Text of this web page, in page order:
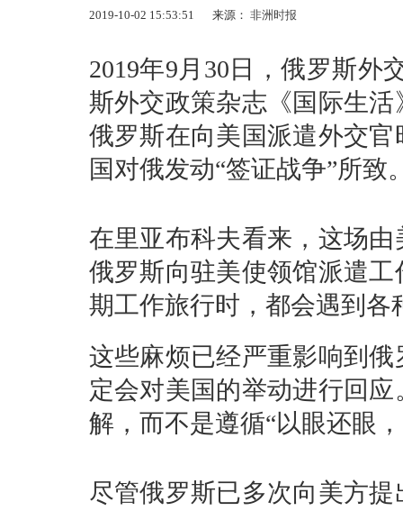
2019-10-02 15:53:51 来源： 非洲时报
2019年9月30日，俄罗斯外
斯外交政策杂志《国际生
俄罗斯在向美国派遣外交
国对俄发动“签证战争”所致
在里亚布科夫看来，这场
俄罗斯向驻美使领馆派遣
期工作旅行时，都会遇到各
这些麻烦已经严重影响到
定会对美国的举动进行回
解，而不是遵循“以眼还眼
尽管俄罗斯已多次向美方